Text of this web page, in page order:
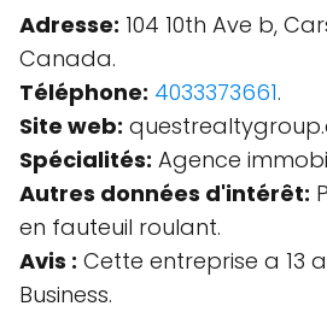
Adresse: 104 10th Ave b,
Canada.
Téléphone: 4033373661.
Site web:
Spécialités: Agence
Autres données d'intérêt:
en fauteuil roulant.
Avis : Cette entreprise a 13
Business.